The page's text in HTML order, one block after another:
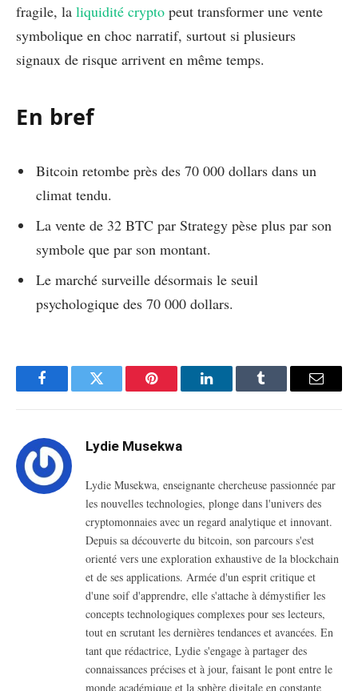
fragile, la liquidité crypto peut transformer une vente
symbolique en choc narratif, surtout si plusieurs
signaux de risque arrivent en même temps.
En bref
Bitcoin retombe près des 70 000 dollars dans un
climat tendu.
La vente de 32 BTC par Strategy pèse plus par son
symbole que par son montant.
Le marché surveille désormais le seuil
psychologique des 70 000 dollars.
FacebookTwitter Pinterest LinkedInTumblr Email
Lydie Musekwa
Lydie Musekwa, enseignante chercheuse passionnée par
les nouvelles technologies, plonge dans l'univers des
cryptomonnaies avec un regard analytique et innovant.
Depuis sa découverte du bitcoin, son parcours s'est
orienté vers une exploration exhaustive de la blockchain
et de ses applications. Armée d'un esprit critique et
d'une soif d'apprendre, elle s'attache à démystifier les
concepts technologiques complexes pour ses lecteurs,
tout en scrutant les dernières tendances et avancées. En
tant que rédactrice, Lydie s'engage à partager des
connaissances précises et à jour, faisant le pont entre le
monde académique et la sphère digitale en constante